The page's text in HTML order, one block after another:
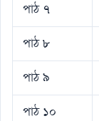
পাঠ ৭
পাঠ ৮
পাঠ ৯
পাঠ ১০